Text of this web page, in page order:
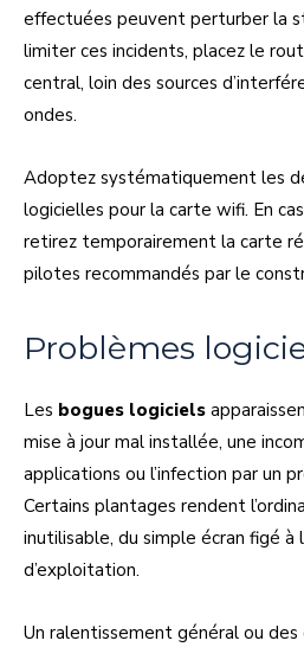
effectuées peuvent perturber la
limiter ces incidents, placez le
central, loin des sources
ondes.
Adoptez systématiquement les
logicielles pour la carte wifi. En
retirez temporairement la carte
pilotes recommandés par le
Problèmes
Les bogues logiciels
mise à jour mal installée, une
applications ou l’infection par un
Certains plantages rendent
inutilisable, du simple écran figé
d’exploitation.
Un ralentissement général ou